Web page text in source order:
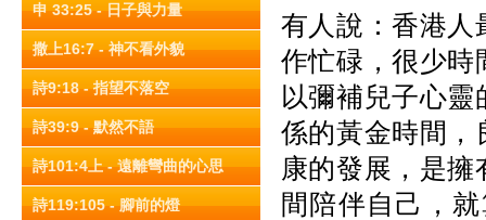
申 33:25 - 日子與力量
撒上16:7 - 神不看外貌
詩9:18 - 指望不落空
詩39:9 - 默然不語
詩101:4上 - 遠離彎曲的心思
詩119:105 - 腳前的燈
有人說：香港人
作忙碌，很少時
以彌補兒子心
係的黃金時間，
康的發展，是
間陪伴自己，